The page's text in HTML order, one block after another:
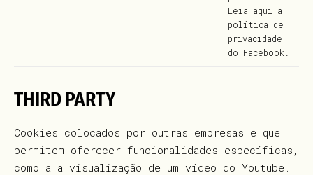
Leia aqui
a
política de
privacidade
do Facebook.
THIRD PARTY
Cookies colocados por outras empresas e que
permitem oferecer funcionalidades específicas,
como a a visualização de um vídeo do Youtube.